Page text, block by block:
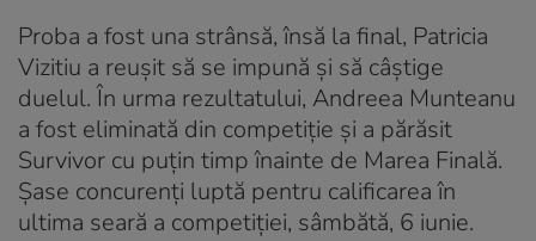
Proba a fost una strânsă, însă la final, Patricia
Vizitiu a reușit să se impună și să câștige
duelul. În urma rezultatului, Andreea Munteanu
a fost eliminată din competiție și a părăsit
Survivor cu puțin timp înainte de Marea Finală.
Șase concurenți luptă pentru calificarea în
ultima seară a competiției, sâmbătă, 6 iunie.